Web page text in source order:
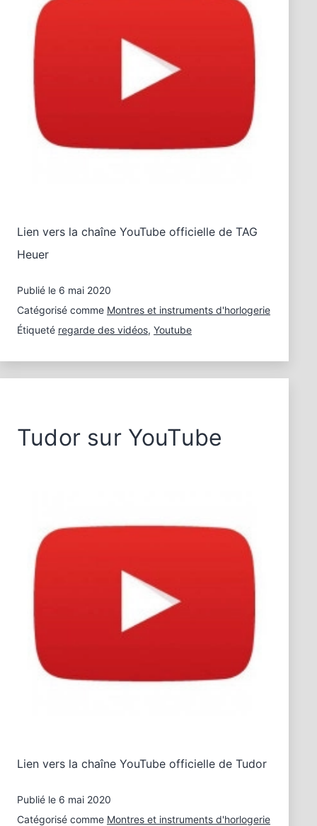
Lien vers la chaîne YouTube officielle de TAG
Heuer
Publié le 6 mai 2020
Catégorisé comme Montres et instruments d'horlogerie
Étiqueté regarde des vidéos, Youtube
Tudor sur YouTube
Lien vers la chaîne YouTube officielle de Tudor
Publié le 6 mai 2020
Catégorisé comme Montres et instruments d'horlogerie